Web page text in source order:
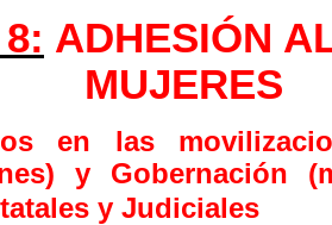
ADHESIÓN
MUJERES
en las
y Gobernación
y Judiciales